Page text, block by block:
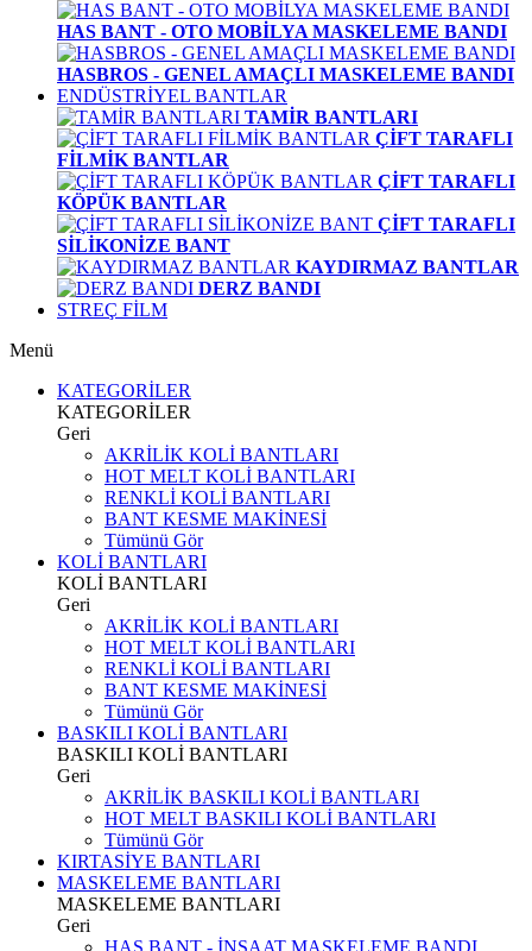
HAS BANT - OTO MOBİLYA MASKELEME BANDI
HASBROS - GENEL AMAÇLI MASKELEME BANDI
ENDÜSTRİYEL BANTLAR
TAMİR BANTLARI
ÇİFT TARAFLI
FİLMİK BANTLAR
ÇİFT TARAFLI
KÖPÜK BANTLAR
ÇİFT TARAFLI
SİLİKONİZE BANT
KAYDIRMAZ BANTLAR
DERZ BANDI
STREÇ FİLM
Menü
KATEGORİLER
KATEGORİLER
Geri
AKRİLİK KOLİ BANTLARI
HOT MELT KOLİ BANTLARI
RENKLİ KOLİ BANTLARI
BANT KESME MAKİNESİ
Tümünü Gör
KOLİ BANTLARI
KOLİ BANTLARI
Geri
AKRİLİK KOLİ BANTLARI
HOT MELT KOLİ BANTLARI
RENKLİ KOLİ BANTLARI
BANT KESME MAKİNESİ
Tümünü Gör
BASKILI KOLİ BANTLARI
BASKILI KOLİ BANTLARI
Geri
AKRİLİK BASKILI KOLİ BANTLARI
HOT MELT BASKILI KOLİ BANTLARI
Tümünü Gör
KIRTASİYE BANTLARI
MASKELEME BANTLARI
MASKELEME BANTLARI
Geri
HAS BANT - İNŞAAT MASKELEME BANDI